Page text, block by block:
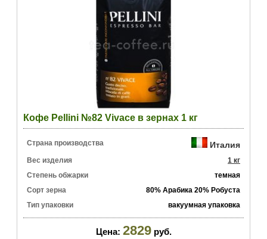
Кофе Pellini №82 Vivace в зернах 1 кг
Страна производства Италия
Вес изделия
1 кг
Степень обжарки
темная
Сорт зерна
80% Арабика 20% Робуста
Тип упаковки
вакуумная упаковка
Цена: 2829 руб.